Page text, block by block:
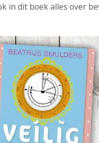
in dit boek alles over